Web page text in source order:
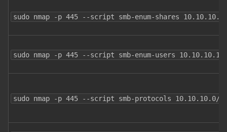
sudo nmap -p 445 --script smb-enum-shares
sudo nmap -p 445 --script smb-enum-users 10.10.10.10
sudo nmap -p 445 --script smb-protocols 10.10.10.0/